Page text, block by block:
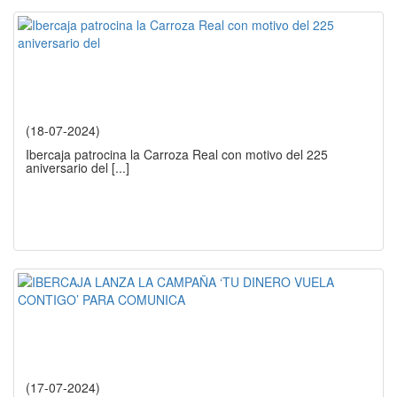
(18-07-2024)
Ibercaja patrocina la Carroza Real con motivo del 225
aniversario del [...]
(17-07-2024)